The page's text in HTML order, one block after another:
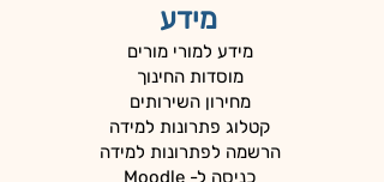
מידע
מידע למורי מורים
מוסדות החינוך
מחירון השירותים
קטלוג פתרונות למידה
הרשמה לפתרונות למידה
כניסה ל- Moodle